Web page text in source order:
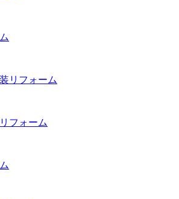
リフォーム
フォーム